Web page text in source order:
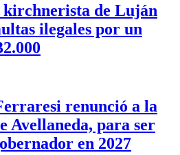
kirchnerista de Luján
ilegales por un
renunció a la
Avellaneda, para ser
en 2027